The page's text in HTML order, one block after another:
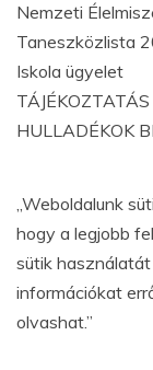
Nemzeti
Taneszközlista
Iskola ügyelet
HULLADÉKOK
„Weboldalunk
hogy a legjobb
sütik
információkat
olvashat.”